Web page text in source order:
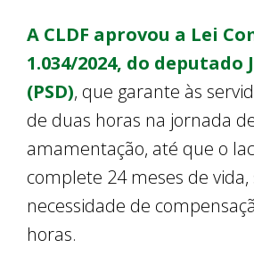
A CLDF aprovou a Lei
1.034/2024, do deputado
(PSD), que garante às
de duas horas na jornada
amamentação, até que o
complete 24 meses de vida,
necessidade de
horas.